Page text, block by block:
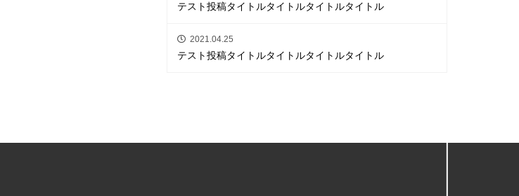
テスト投稿タイトルタイトルタイトルタイトル
2021.04.25
テスト投稿タイトルタイトルタイトルタイトル